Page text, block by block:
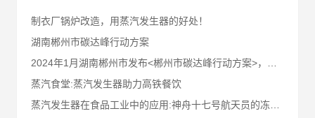
制衣厂锅炉改造，用蒸汽发生器的好处！
湖南郴州市碳达峰行动方案
蒸汽食堂:蒸汽发生器助力高铁餐饮
蒸汽发生器在食品工业中的应用:神舟十七号航天员的冻干食品!